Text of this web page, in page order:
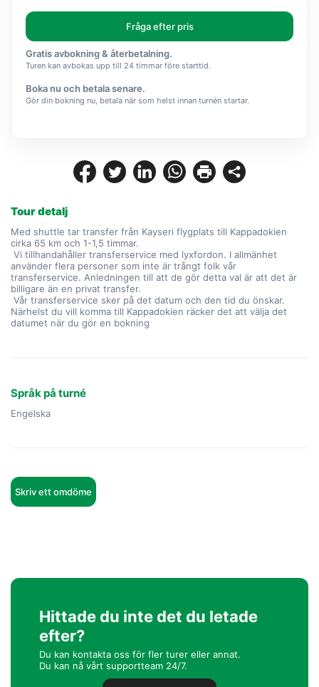
Tour detalj
Med shuttle tar transfer från Kayseri flygplats till Kappadokien
cirka 65 km och 1-1,5 timmar.
använder flera personer som inte är trångt folk vår
transferservice. Anledningen till att de gör detta val är att det är
billigare än en privat transfer.
Närhelst du vill komma till Kappadokien räcker det att välja det
datumet när du gör en bokning
Språk på turné
Engelska
Skriv ett omdöme
Fråga efter pris
Gratis avbokning & återbetalning.
Turen kan avbokas upp till 24 timmar före starttid.
Boka nu och betala senare.
Gör din bokning nu, betala när som helst innan turnén startar.
Hittade du inte det du letade
efter?
Du kan kontakta oss för fler turer eller annat.
Du kan nå vårt supportteam 24/7.